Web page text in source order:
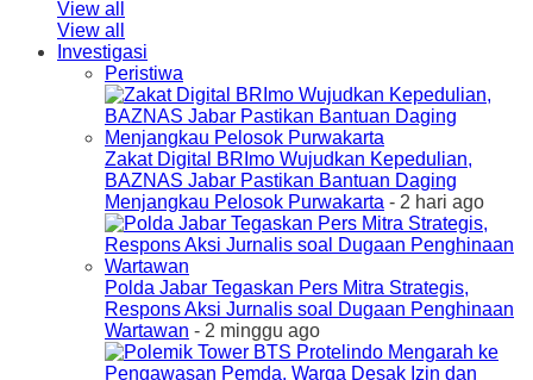
View all
View all
Investigasi
Peristiwa
Zakat Digital BRImo Wujudkan Kepedulian,
BAZNAS Jabar Pastikan Bantuan Daging
Menjangkau Pelosok Purwakarta - 2 hari ago
Polda Jabar Tegaskan Pers Mitra Strategis,
Respons Aksi Jurnalis soal Dugaan Penghinaan
Wartawan - 2 minggu ago